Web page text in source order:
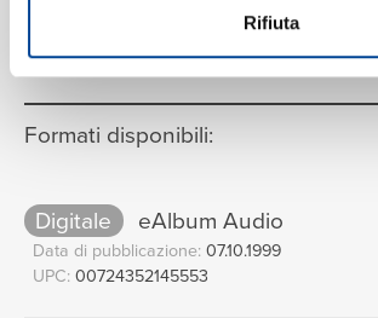
Rifiuta
VEDI LA TRACKLIST COMPLETA
Formati disponibili:
Digitale eAlbum Audio
Data di pubblicazione: 07.10.1999
UPC: 00724352145553